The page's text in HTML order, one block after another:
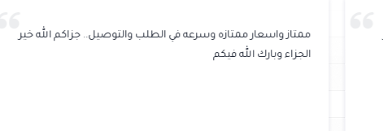
ممتاز واسعار ممتازه وسرعه في الطلب والتوصيل.. جزاكم الله خير
الجزاء وبارك الله فيكم